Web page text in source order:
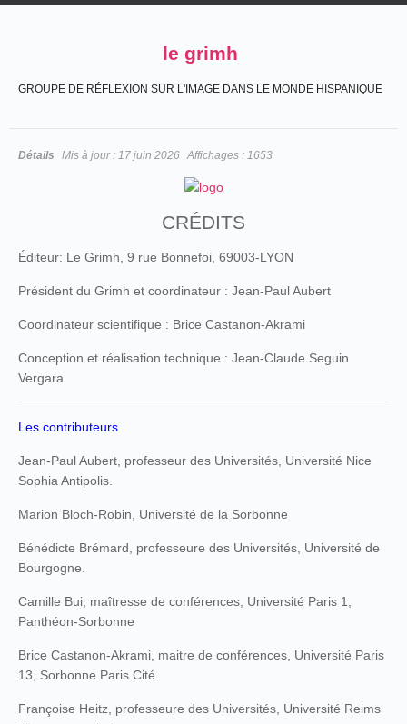
le grimh
GROUPE DE RÉFLEXION SUR L'IMAGE DANS LE MONDE HISPANIQUE
Détails Mis à jour : 17 juin 2026 Affichages : 1653
CRÉDITS
Éditeur: Le Grimh, 9 rue Bonnefoi, 69003-LYON
Président du Grimh et coordinateur : Jean-Paul Aubert
Coordinateur scientifique : Brice Castanon-Akrami
Conception et réalisation technique : Jean-Claude Seguin
Vergara
Les contributeurs
Jean-Paul Aubert, professeur des Universités, Université Nice
Sophia Antipolis.
Marion Bloch-Robin, Université de la Sorbonne
Bénédicte Brémard, professeure des Universités, Université de
Bourgogne.
Camille Bui, maîtresse de conférences, Université Paris 1,
Panthéon-Sorbonne
Brice Castanon-Akrami, maitre de conférences, Université Paris
13, Sorbonne Paris Cité.
Françoise Heitz, professeure des Universités, Université Reims